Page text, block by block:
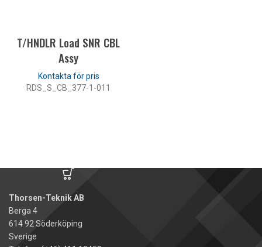
T/HNDLR Load SNR CBL
Assy
RDS_S_CB_377-1-011
Thorsen-Teknik AB
Berga 4
614 92 Söderköping
Sverige